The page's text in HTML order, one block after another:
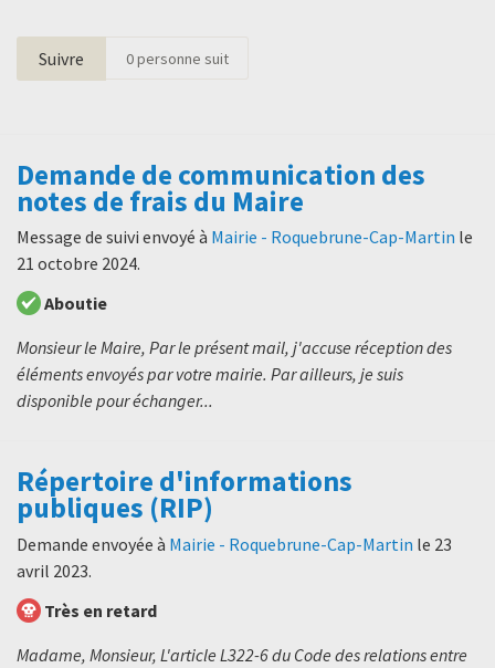
Suivre 0personne suit
Demande de communication des
notes de frais du Maire
Message de suivi envoyé à Mairie - Roquebrune-Cap-Martin le
21 octobre 2024.
Aboutie
Monsieur le Maire, Par le présent mail, j'accuse réception des
éléments envoyés par votre mairie. Par ailleurs, je suis
disponible pour échanger...
Répertoire d'informations
publiques (RIP)
Demande envoyée à Mairie - Roquebrune-Cap-Martin le 23
avril 2023.
Très en retard
Madame, Monsieur, L'article L322-6 du Code des relations entre